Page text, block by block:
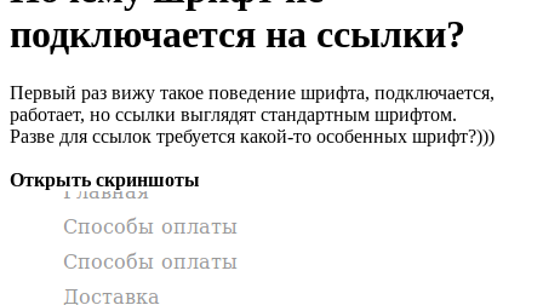
подключается на ссылки?
Первый раз вижу такое поведение шрифта, подключается,
работает, но ссылки выглядят стандартным шрифтом.
Разве для ссылок требуется какой-то особенных шрифт?)))
Открыть скриншоты